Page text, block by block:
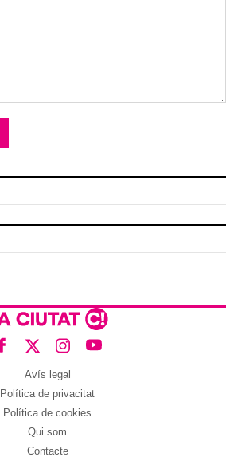
Avís legal
Política de privacitat
Política de cookies
Qui som
Contacte